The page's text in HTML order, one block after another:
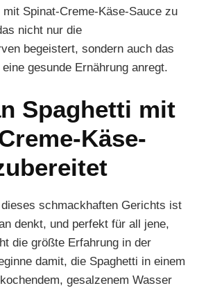
mit Spinat-Creme-Käse-Sauce zu
nicht nur die
begeistert, sondern auch das
gesunde Ernährung anregt.
Spaghetti mit
Käse-
schmackhaften Gerichts ist
denkt, und perfekt für all jene,
die größte Erfahrung in der
damit, die Spaghetti in einem
gesalzenem Wasser